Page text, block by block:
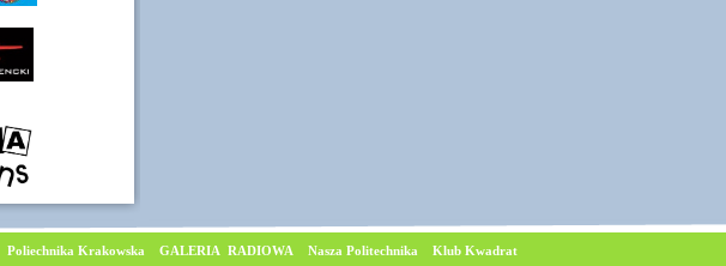
Poliechnika Krakowska GALERIA RADIOWA Nasza Politechnika Klub Kwadrat©